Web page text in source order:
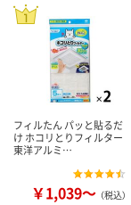
フィルたん パッと貼るだ
け ホコリとりフィルター
東洋アルミ…
￥1,039～ （税込）